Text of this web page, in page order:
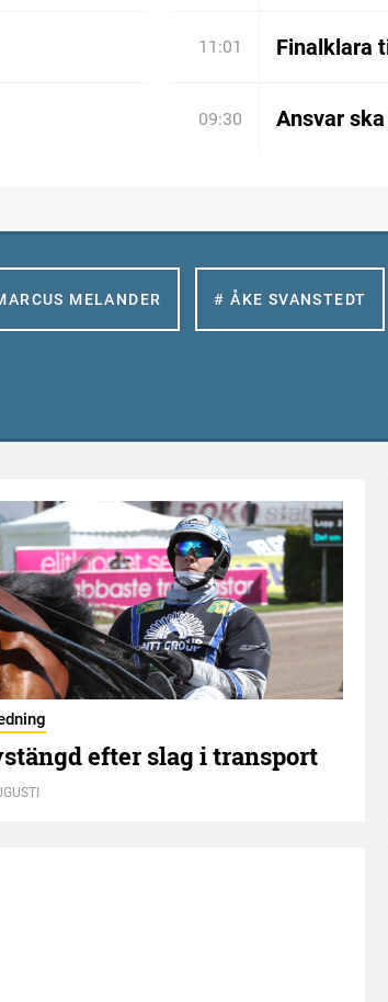
11:01 Finalklara
09:30 Ansvar
MELANDER # ÅKE SVANSTEDT
efter slag i transport